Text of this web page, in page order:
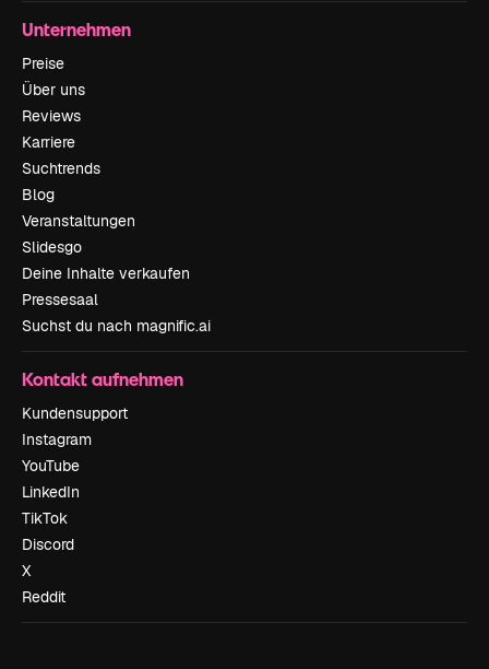
Unternehmen
Preise
Über uns
Reviews
Karriere
Suchtrends
Blog
Veranstaltungen
Slidesgo
Deine Inhalte verkaufen
Pressesaal
Suchst du nach magnific.ai
Kontakt aufnehmen
Kundensupport
Instagram
YouTube
LinkedIn
TikTok
Discord
X
Reddit